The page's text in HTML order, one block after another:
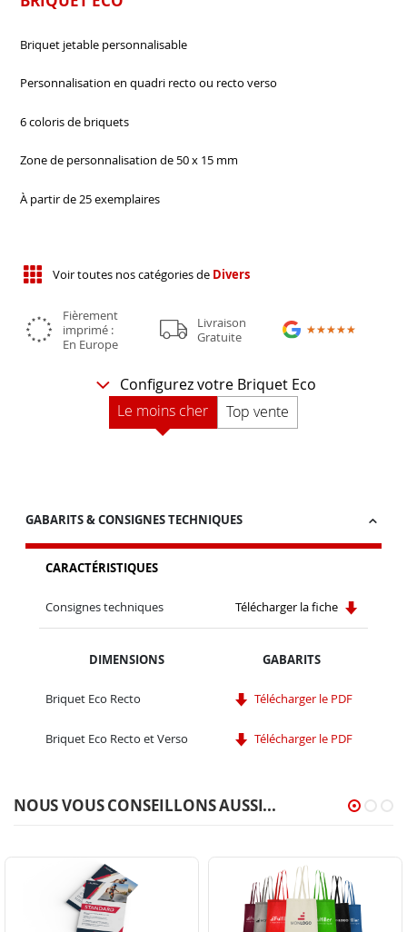
Briquet jetable personnalisable
Personnalisation en quadri recto ou recto verso
6 coloris de briquets
Zone de personnalisation de 50 x 15 mm
À partir de 25 exemplaires
Voir toutes nos catégories de Divers
Fièrement
imprimé :
En Europe
Livraison
Gratuite
★★★★★
★★★★★
Configurez votre Briquet Eco
Le moins cher
Top vente
GABARITS & CONSIGNES TECHNIQUES
CARACTÉRISTIQUES
Consignes techniques Télécharger la fiche
DIMENSIONS GABARITS
Briquet Eco Recto Télécharger le PDF
Briquet Eco Recto et Verso Télécharger le PDF
NOUS VOUS CONSEILLONS AUSSI...